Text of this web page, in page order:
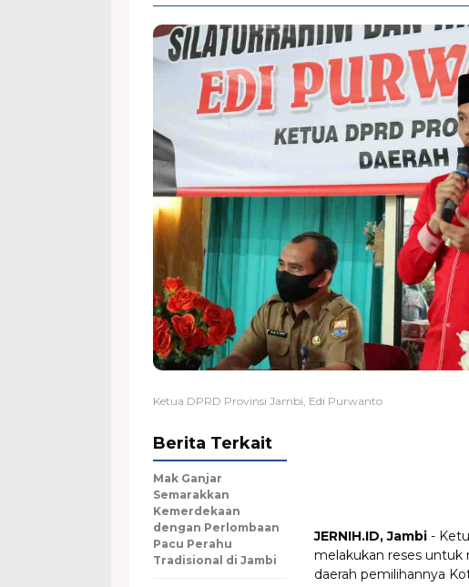
Ketua DPRD Provinsi Jambi, Edi Purwanto
Berita Terkait
Mak Ganjar
Semarakkan
Kemerdekaan
dengan Perlombaan
Pacu Perahu
Tradisional di Jambi
JERNIH.ID, Jambi -
melakukan reses untuk
daerah pemilihannya